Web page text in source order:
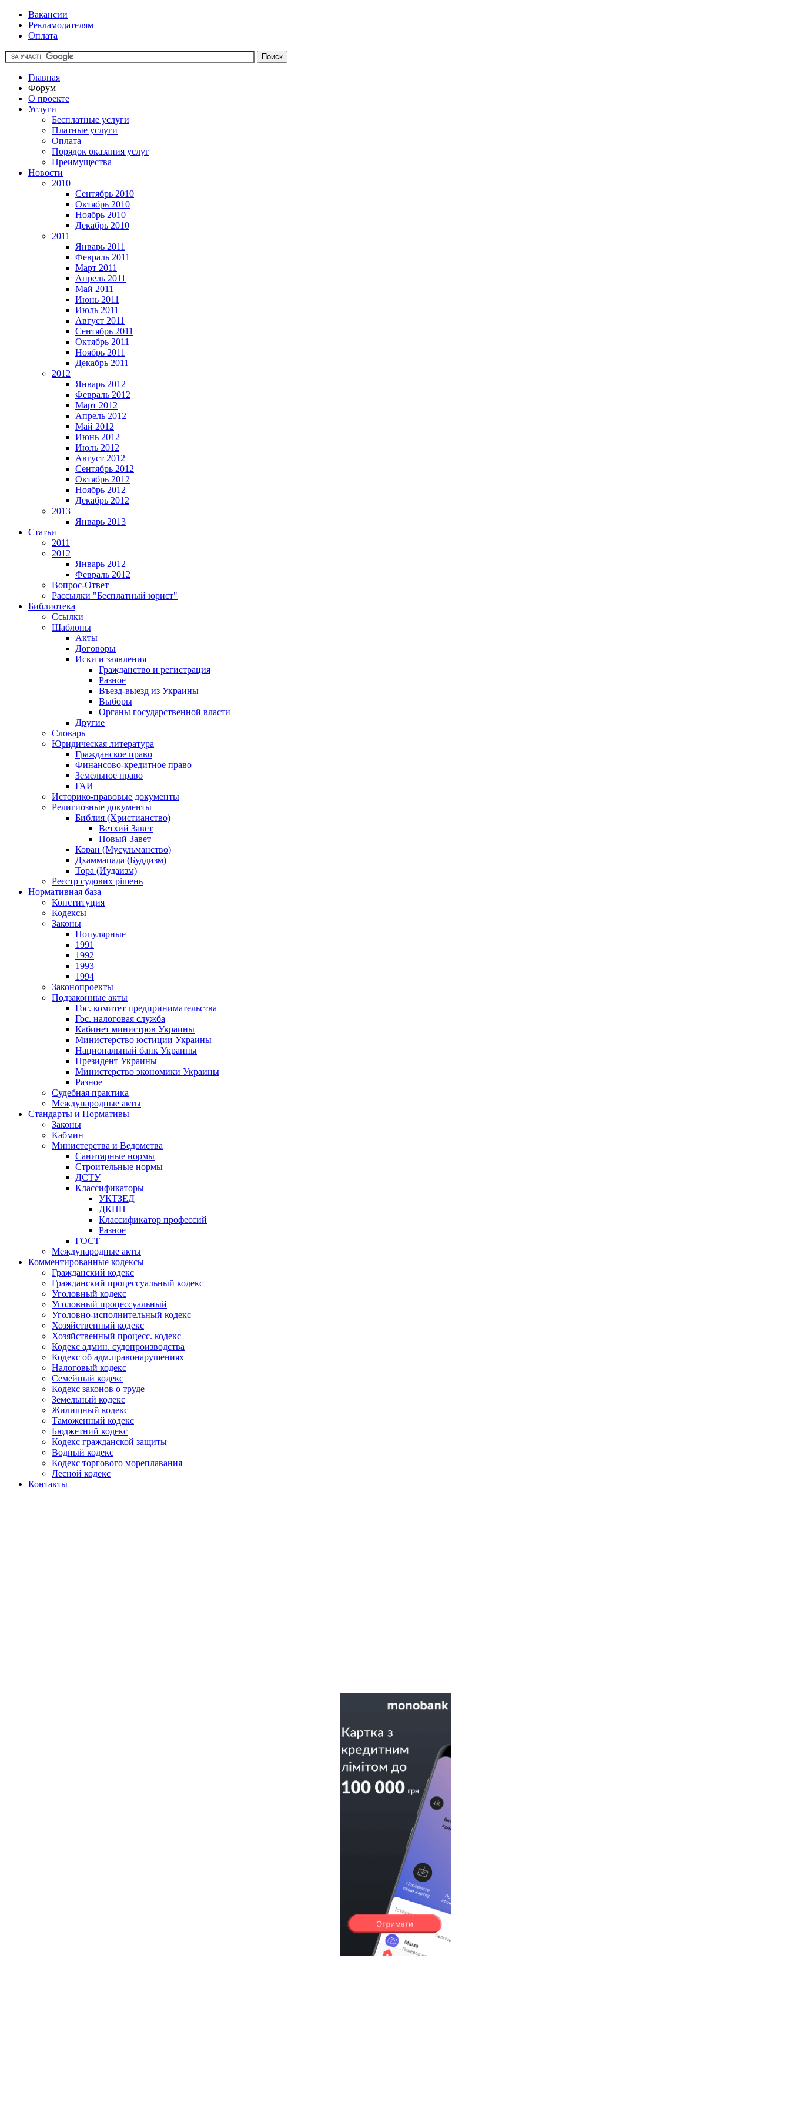
Вакансии
Рекламодателям
Оплата
Главная
Форум
О проекте
Услуги
Бесплатные услуги
Платные услуги
Оплата
Порядок оказания услуг
Преимущества
Новости
2010
Сентябрь 2010
Октябрь 2010
Ноябрь 2010
Декабрь 2010
2011
Январь 2011
Февраль 2011
Март 2011
Апрель 2011
Май 2011
Июнь 2011
Июль 2011
Август 2011
Сентябрь 2011
Октябрь 2011
Ноябрь 2011
Декабрь 2011
2012
Январь 2012
Февраль 2012
Март 2012
Апрель 2012
Май 2012
Июнь 2012
Июль 2012
Август 2012
Сентябрь 2012
Октябрь 2012
Ноябрь 2012
Декабрь 2012
2013
Январь 2013
Статьи
2011
2012
Январь 2012
Февраль 2012
Вопрос-Ответ
Рассылки "Бесплатный юрист"
Библиотека
Ссылки
Шаблоны
Акты
Договоры
Иски и заявления
Гражданство и регистрация
Разное
Въезд-выезд из Украины
Выборы
Органы государственной власти
Другие
Словарь
Юридическая литература
Гражданское право
Финансово-кредитное право
Земельное право
ГАИ
Историко-правовые документы
Религиозные документы
Библия (Христианство)
Ветхий Завет
Новый Завет
Коран (Мусульманство)
Дхаммапада (Буддизм)
Тора (Иудаизм)
Реєстр судових рішень
Нормативная база
Конституция
Кодексы
Законы
Популярные
1991
1992
1993
1994
Законопроекты
Подзаконные акты
Гос. комитет предпринимательства
Гос. налоговая служба
Кабинет министров Украины
Министерство юстиции Украины
Национальный банк Украины
Президент Украины
Министерство экономики Украины
Разное
Судебная практика
Международные акты
Стандарты и Нормативы
Законы
Кабмин
Министерства и Ведомства
Санитарные нормы
Строительные нормы
ДСТУ
Классификаторы
УКТЗЕД
ДКПП
Классификатор профессий
Разное
ГОСТ
Международные акты
Комментированные кодексы
Гражданский кодекс
Гражданский процессуальный кодекс
Уголовный кодекс
Уголовный процессуальный
Уголовно-исполнительный кодекс
Хозяйственный кодекс
Хозяйственный процесс. кодекс
Кодекс админ. судопроизводства
Кодекс об адм.правонарушениях
Налоговый кодекс
Семейный кодекс
Кодекс законов о труде
Земельный кодекс
Жилищный кодекс
Таможенный кодекс
Бюджетний кодекс
Кодекс гражданской защиты
Водный кодекс
Кодекс торгового мореплавания
Лесной кодекс
Контакты